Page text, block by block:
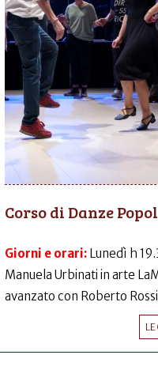
Corso di Danze
Giorni e orari: Lunedì h
Manuela Urbinati in arte
avanzato con Roberto Rossi